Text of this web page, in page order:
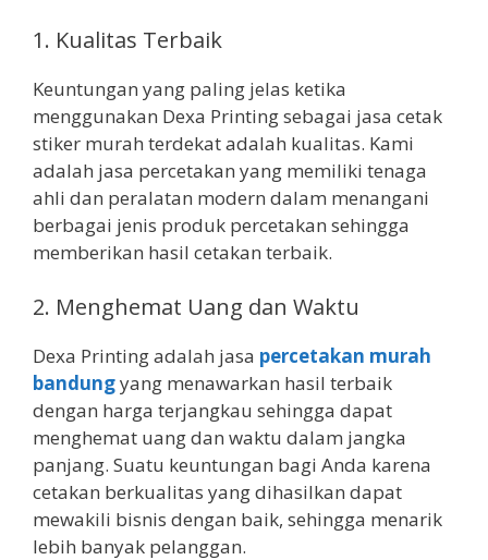
1. Kualitas Terbaik
Keuntungan yang paling jelas ketika
menggunakan Dexa Printing sebagai jasa cetak
stiker murah terdekat adalah kualitas. Kami
adalah jasa percetakan yang memiliki tenaga
ahli dan peralatan modern dalam menangani
berbagai jenis produk percetakan sehingga
memberikan hasil cetakan terbaik.
2. Menghemat Uang dan Waktu
Dexa Printing adalah jasa percetakan murah
bandungyang menawarkan hasil terbaik
dengan harga terjangkau sehingga dapat
menghemat uang dan waktu dalam jangka
panjang. Suatu keuntungan bagi Anda karena
cetakan berkualitas yang dihasilkan dapat
mewakili bisnis dengan baik, sehingga menarik
lebih banyak pelanggan.